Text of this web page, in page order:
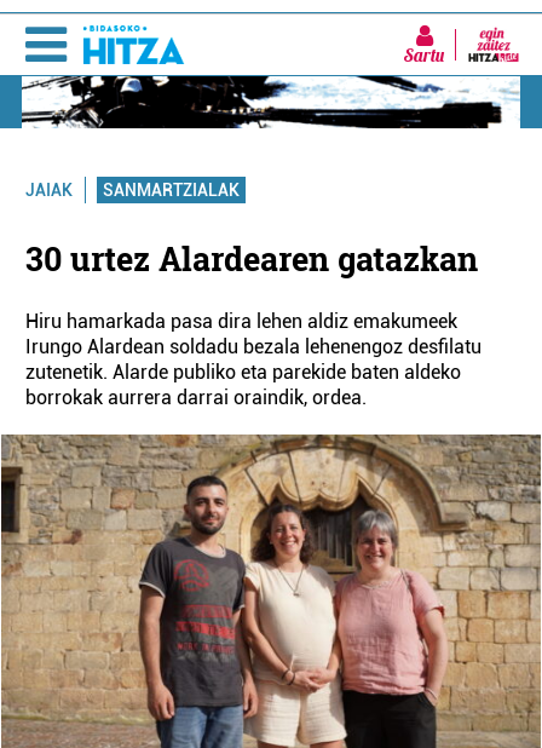
Sartu
JAIAK SANMARTZIALAK
30 urtez Alardearen gatazkan
Hiru hamarkada pasa dira lehen aldiz emakumeek
Irungo Alardean soldadu bezala lehenengoz desfilatu
zutenetik. Alarde publiko eta parekide baten aldeko
borrokak aurrera darrai oraindik, ordea.